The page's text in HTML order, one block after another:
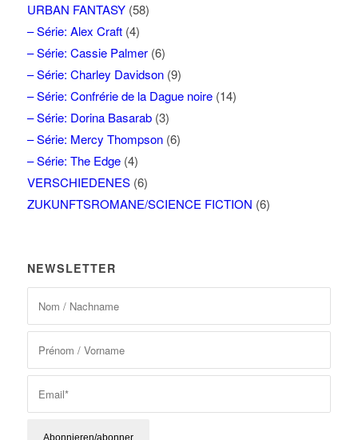
URBAN FANTASY(58)
– Série: Alex Craft(4)
– Série: Cassie Palmer(6)
– Série: Charley Davidson(9)
– Série: Confrérie de la Dague noire(14)
– Série: Dorina Basarab(3)
– Série: Mercy Thompson(6)
– Série: The Edge(4)
VERSCHIEDENES(6)
ZUKUNFTSROMANE/SCIENCE FICTION (6)
NEWSLETTER